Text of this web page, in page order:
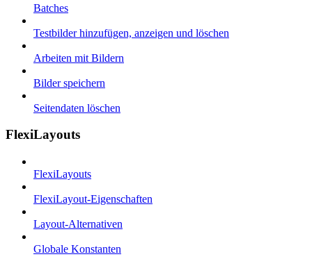
Batches
Testbilder hinzufügen, anzeigen und löschen
Arbeiten mit Bildern
Bilder speichern
Seitendaten löschen
FlexiLayouts
FlexiLayouts
FlexiLayout-Eigenschaften
Layout-Alternativen
Globale Konstanten